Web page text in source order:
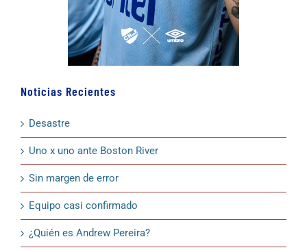
Noticias Recientes
Desastre
Uno x uno ante Boston River
Sin margen de error
Equipo casi confirmado
¿Quién es Andrew Pereira?